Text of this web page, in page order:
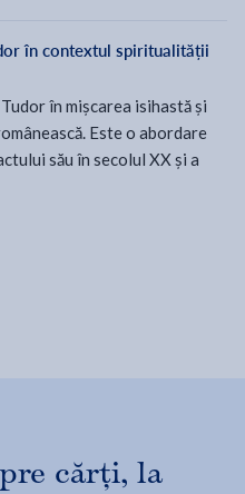
în contextul spiritualității
în mișcarea isihastă și
Este o abordare
său în secolul XX și a
cărți, la